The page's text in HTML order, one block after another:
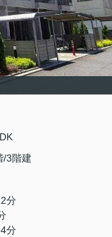
/3階建
分
分